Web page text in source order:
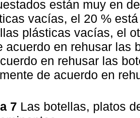
están muy en
vacías, el 20 %
plásticas vacías, el
acuerdo en rehusar las
en rehusar las
de acuerdo en
7 Las botellas, platos